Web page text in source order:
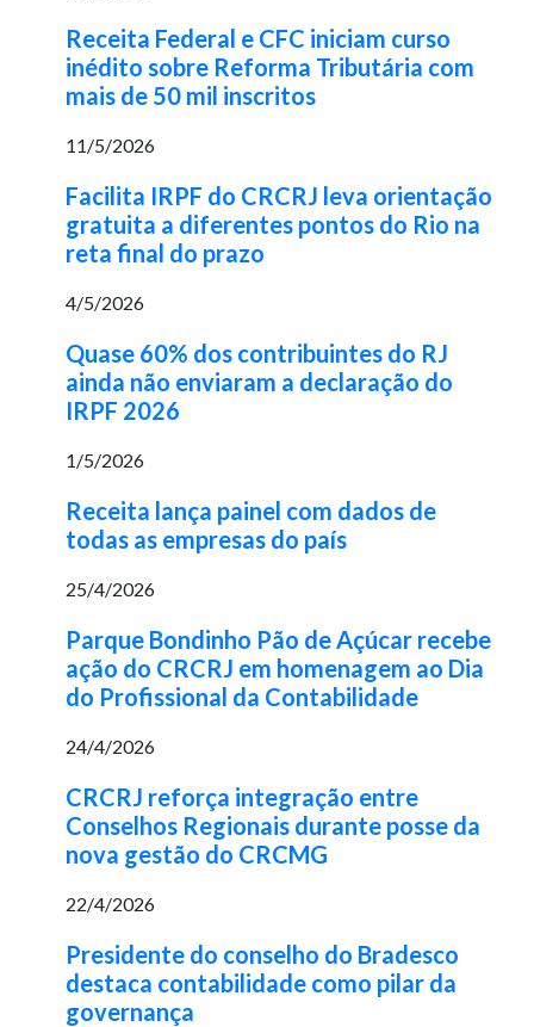
Receita Federal e CFC iniciam curso
inédito sobre Reforma Tributária com
mais de 50 mil inscritos
11/5/2026
Facilita IRPF do CRCRJ leva orientação
gratuita a diferentes pontos do Rio na
reta final do prazo
4/5/2026
Quase 60% dos contribuintes do RJ
ainda não enviaram a declaração do
IRPF 2026
1/5/2026
Receita lança painel com dados de
todas as empresas do país
25/4/2026
Parque Bondinho Pão de Açúcar recebe
ação do CRCRJ em homenagem ao Dia
do Profissional da Contabilidade
24/4/2026
CRCRJ reforça integração entre
Conselhos Regionais durante posse da
nova gestão do CRCMG
22/4/2026
Presidente do conselho do Bradesco
destaca contabilidade como pilar da
governança